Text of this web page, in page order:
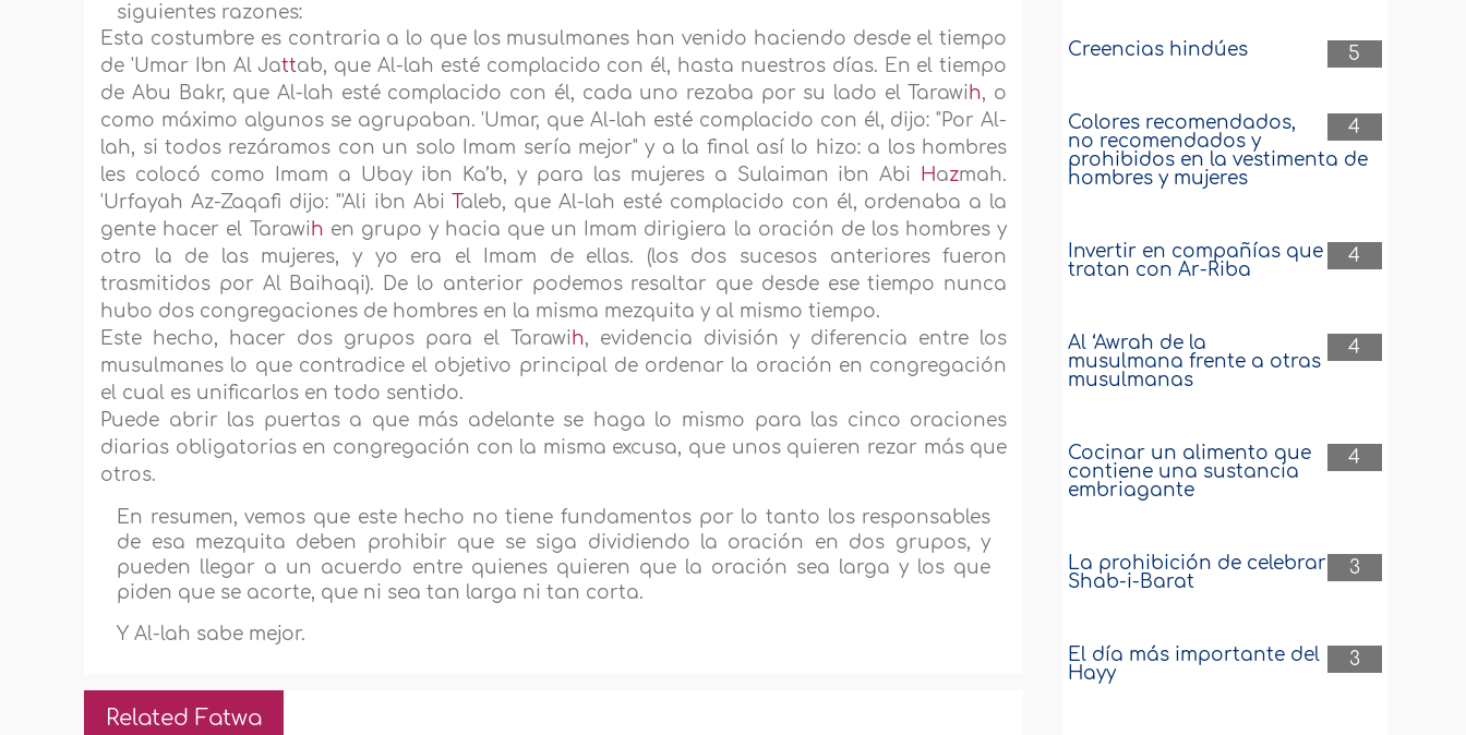
siguientes razones:
Esta costumbre es contraria a lo que los musulmanes han venido haciendo desde el tiempo
de 'Umar Ibn Al Jattab, que Al-lah esté complacido con él, hasta nuestros días. En el tiempo
de Abu Bakr, que Al-lah esté complacido con él, cada uno rezaba por su lado el Tarawih, o
como máximo algunos se agrupaban. 'Umar, que Al-lah esté complacido con él, dijo: "Por Al-
lah, si todos rezáramos con un solo Imam sería mejor" y a la final así lo hizo: a los hombres
les colocó como Imam a Ubay ibn Ka’b, y para las mujeres a Sulaiman ibn Abi Hazmah.
'Urfayah Az-Zaqafi dijo: "'Ali ibn Abi
Taleb, que Al-lah esté complacido con él, ordenaba a la
gente hacer el Tarawih en grupo y hacia que un Imam dirigiera la oración de los hombres y
otro la de las mujeres, y yo era el Imam de ellas. (los dos sucesos anteriores fueron
trasmitidos por Al Baihaqi). De lo anterior podemos resaltar que desde ese tiempo nunca
hubo dos congregaciones de hombres en la misma mezquita y al mismo tiempo.
Este hecho, hacer dos grupos para el Tarawih, evidencia división y diferencia entre los
musulmanes lo que contradice el objetivo principal de ordenar la oración en congregación
el cual es unificarlos en todo sentido.
Puede abrir las puertas a que más adelante se haga lo mismo para las cinco oraciones
diarias obligatorias en congregación con la misma excusa, que unos quieren rezar más que
otros.
En resumen, vemos que este hecho no tiene fundamentos por lo tanto los responsables
de esa mezquita deben prohibir que se siga dividiendo la oración en dos grupos, y
pueden llegar a un acuerdo entre quienes quieren que la oración sea larga y los que
piden que se acorte, que ni sea tan larga ni tan corta.
Y Al-lah sabe mejor.
Related Fatwa
5
Creencias hindúes
4
Colores recomendados,
no recomendados y
prohibidos en la vestimenta de
hombres y mujeres
4
Invertir en compañías que
tratan con Ar-Riba
4
Al ‘Awrah de la
musulmana frente a otras
musulmanas
4
Cocinar un alimento que
contiene una sustancia
embriagante
3
La prohibición de celebrar
Shab-i-Barat
3
El día más importante del
Hayy